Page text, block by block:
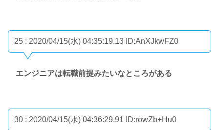
25 : 2020/04/15(水) 04:35:19.13 ID:AnXJkwFZ0
エンジニアは転職前提みたいなところがある
30 : 2020/04/15(水) 04:36:29.91 ID:rowZb+Hu0